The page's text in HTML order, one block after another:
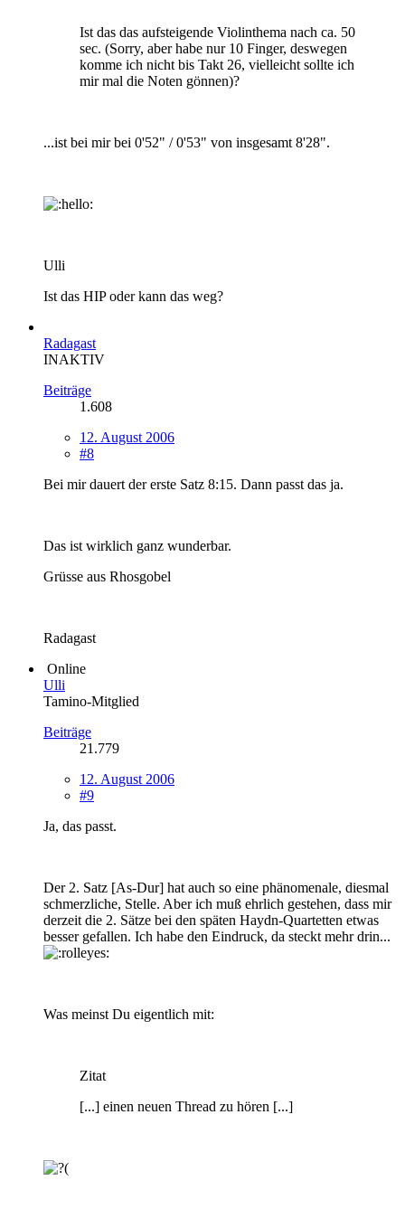
Ist das das aufsteigende Violinthema nach ca. 50
sec. (Sorry, aber habe nur 10 Finger, deswegen
komme ich nicht bis Takt 26, vielleicht sollte ich
mir mal die Noten gönnen)?
...ist bei mir bei 0'52" / 0'53" von insgesamt 8'28".
Ulli
Ist das HIP oder kann das weg?
Radagast
INAKTIV
Beiträge
1.608
12. August 2006
#8
Bei mir dauert der erste Satz 8:15. Dann passt das ja.
Das ist wirklich ganz wunderbar.
Grüsse aus Rhosgobel
Radagast
Online
Ulli
Tamino-Mitglied
Beiträge
21.779
12. August 2006
#9
Ja, das passt.
Der 2. Satz [As-Dur] hat auch so eine phänomenale, diesmal
schmerzliche, Stelle. Aber ich muß ehrlich gestehen, dass mir
derzeit die 2. Sätze bei den späten Haydn-Quartetten etwas
besser gefallen. Ich habe den Eindruck, da steckt mehr drin...
Was meinst Du eigentlich mit:
Zitat
[...] einen neuen Thread zu hören [...]